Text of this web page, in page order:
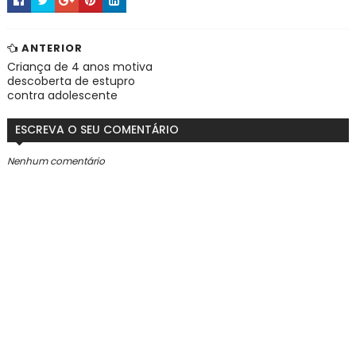
ANTERIOR
Criança de 4 anos motiva
descoberta de estupro
contra adolescente
ESCREVA O SEU COMENTÁRIO
Nenhum comentário